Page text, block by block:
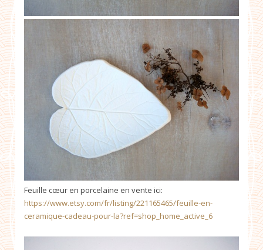
Feuille cœur en porcelaine en vente ici:
https://www.etsy.com/fr/listing/221165465/feuille-en-
ceramique-cadeau-pour-la?ref=shop_home_active_6